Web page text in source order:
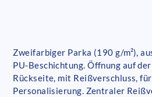
Zweifarbiger Parka (190 g/m²),
PU-Beschichtung. Öffnung auf
Rückseite, mit Reißverschluss,
Personalisierung. Zentraler